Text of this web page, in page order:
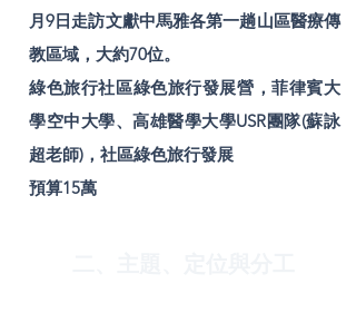
月9日走訪文獻中馬雅各第一趟山區醫療傳
教區域，大約70位。
綠色旅行社區綠色旅行發展營，菲律賓大
學空中大學、高雄醫學大學USR團隊(蘇詠
超老師)，社區綠色旅行發展
預算15萬